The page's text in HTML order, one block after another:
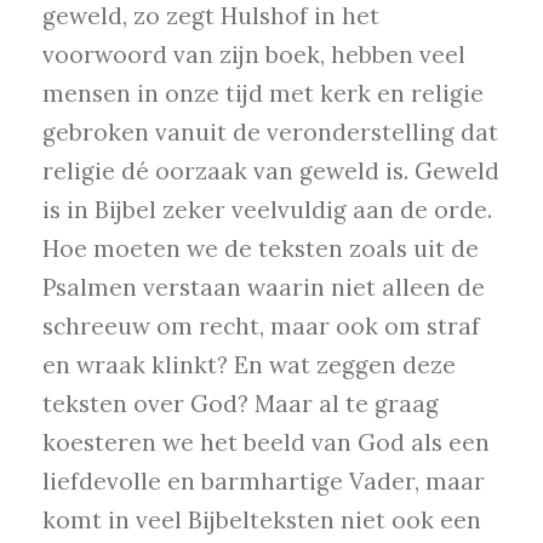
geweld, zo zegt Hulshof in het
voorwoord van zijn boek, hebben veel
mensen in onze tijd met kerk en religie
gebroken vanuit de veronderstelling dat
religie dé oorzaak van geweld is. Geweld
is in Bijbel zeker veelvuldig aan de orde.
Hoe moeten we de teksten zoals uit de
Psalmen verstaan waarin niet alleen de
schreeuw om recht, maar ook om straf
en wraak klinkt? En wat zeggen deze
teksten over God? Maar al te graag
koesteren we het beeld van God als een
liefdevolle en barmhartige Vader, maar
komt in veel Bijbelteksten niet ook een